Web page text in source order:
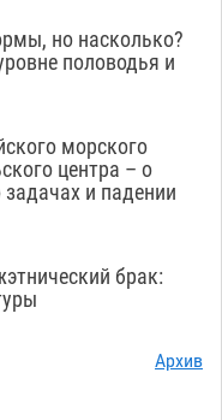
но насколько?
половодья и
морского
центра – о
задачах и падении
брак:
Архив